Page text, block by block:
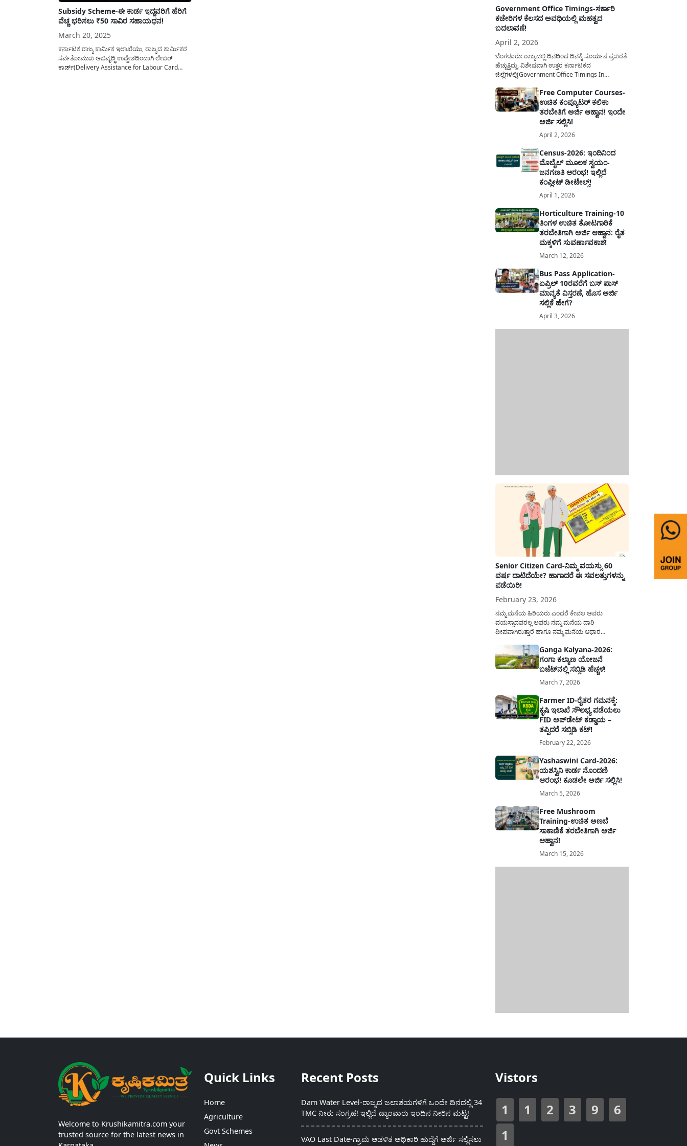
Subsidy Scheme-ಈ ಕಾರ್ಡ ಇದ್ದವರಿಗೆ ಹೆರಿಗೆ
ವೆಚ್ಚ ಭರಿಸಲು ₹50 ಸಾವಿರ ಸಹಾಯಧನ!
March 20, 2025
ಕರ್ನಾಟಕ ರಾಜ್ಯ ಕಾರ್ಮಿಕ ಇಲಾಖೆಯು, ರಾಜ್ಯದ ಕಾರ್ಮಿಕರ
ಸರ್ವತೋಮುಖ ಅಭಿವೃದ್ಧಿ ಉದ್ದೇಶದಿಂದಾಗಿ ಲೇಬರ್
ಕಾರ್ಡ್(Delivery Assistance for Labour Card
Government Office Timings-ಸರ್ಕಾರಿ
ಕಚೇರಿಗಳ ಕೆಲಸದ ಅವಧಿಯಲ್ಲಿ ಮಹತ್ವದ
ಬದಲಾವಣೆ!
April 2, 2026
ಬೆಂಗಳೂರು: ರಾಜ್ಯದಲ್ಲಿ ದಿನದಿಂದ ದಿನಕ್ಕೆ ಸೂರ್ಯನ ಪ್ರಖರತೆ
ಹೆಚ್ಚುತ್ತಿದ್ದು, ವಿಶೇಷವಾಗಿ ಉತ್ತರ ಕರ್ನಾಟಕದ
ಜಿಲ್ಲೆಗಳಲ್ಲಿ(Government Office Timings In
ಹಿನ್ನೆಲೆಯಲ್ಲಿ ಸರ್ಕಾರಿ ನೌಕರರ ಹಿತದೃಷ್ಟಿಯಿಂದ ಹಾಗೂ
ಸಾರ್ವಜನಿಕರ ಅನುಕೂಲಕ್ಕಾಗಿ ಕರ್ನಾಟಕ ಸರ್ಕಾರವು
ಮಹತ್ವದ ನಿರ್ಧಾರವೊಂದನ್ನು ಕೈಗೊಂಡಿದೆ. ಕಿತ್ತೂರು ಕರ್ನಾಟಕ
ಮತ್ತು ಕಲ್ಯಾಣ ಕರ್ನಾಟಕದ ಒಟ್ಟು 9 ಜಿಲ್ಲೆಗಳಲ್ಲಿ ಏಪ್ರಿಲ್...
Free Computer Courses-
ಉಚಿತ ಕಂಪ್ಯೂಟರ್ ಕಲಿಕಾ
ತರಬೇತಿಗೆ ಅರ್ಜಿ ಆಹ್ವಾನ! ಇಂದೇ
ಅರ್ಜಿ ಸಲ್ಲಿಸಿ!
April 2, 2026
Census-2026: ಇಂದಿನಿಂದ
ಮೊಬೈಲ್ ಮೂಲಕ ಸ್ವಯಂ-
ಜನಗಣತಿ ಆರಂಭ! ಇಲ್ಲಿದೆ
ಕಂಪ್ಲೀಟ್ ಡೀಟೇಲ್ಸ್!
April 1, 2026
Horticulture Training-10
ತಿಂಗಳ ಉಚಿತ ತೋಟಗಾರಿಕೆ
ತರಬೇತಿಗಾಗಿ ಅರ್ಜಿ ಆಹ್ವಾನ: ರೈತ
ಮಕ್ಕಳಿಗೆ ಸುವರ್ಣಾವಕಾಶ!
March 12, 2026
Bus Pass Application-
ಏಪ್ರಿಲ್ 10ರವರೆಗೆ ಬಸ್ ಪಾಸ್
ಮಾನ್ಯತೆ ವಿಸ್ತರಣೆ, ಹೊಸ ಅರ್ಜಿ
ಸಲ್ಲಿಕೆ ಹೇಗೆ?
April 3, 2026
Senior Citizen Card-ನಿಮ್ಮ ವಯಸ್ಸು 60
ವರ್ಷ ದಾಟಿದೆಯೇ? ಹಾಗಾದರೆ ಈ ಸವಲತ್ತುಗಳನ್ನು
ಪಡೆಯಿರಿ!
February 23, 2026
ನಮ್ಮ ಮನೆಯ ಹಿರಿಯರು ಎಂದರೆ ಕೇವಲ ಅವರು
ವಯಸ್ಸಾದವರಲ್ಲ ಅವರು ನಮ್ಮ ಮನೆಯ ದಾರಿ
ದೀಪವಾಗಿರುತ್ತಾರೆ ಹಾಗೂ ನಮ್ಮ ಮನೆಯ ಆಧಾರ
ಸಮಾಜಕ್ಕಾಗಿ ದುಡಿತಿರುತ್ತಾರೆ ಹಾಗೆಯೇ ಅವರು ತಮ್ಮ 60
ವರ್ಷಗಳ ನಂತರದ ಜೀವನವನ್ನು ನೆಮ್ಮದಿಯಿಂದ
ಕಳೆಯಬೇಕೆಂಬುದು ಪ್ರತಿಯೊಬ್ಬರ ಕನಸಾಗಿರುತ್ತದೆ ಆದ್ದರಿಂದ
ಸರ್ಕಾರವು ಹಿರಿಯ ನಾಗರಿಕರ ಗುರುತಿನ ಚೀಟಿ...
Ganga Kalyana-2026:
ಗಂಗಾ ಕಲ್ಯಾಣ ಯೋಜನೆ
ಬಜೆಟ್‌ನಲ್ಲಿ ಸಬ್ಸಿಡಿ ಹೆಚ್ಚಳ!
March 7, 2026
Farmer ID-ರೈತರ ಗಮನಕ್ಕೆ:
ಕೃಷಿ ಇಲಾಖೆ ಸೌಲಭ್ಯ ಪಡೆಯಲು
FID ಅಪ್‌ಡೇಟ್ ಕಡ್ಡಾಯ –
ತಪ್ಪಿದರೆ ಸಬ್ಸಿಡಿ ಕಟ್!
February 22, 2026
Yashaswini Card-2026:
ಯಶಸ್ವಿನಿ ಕಾರ್ಡ ನೊಂದಣಿ
ಆರಂಭ! ಕೂಡಲೇ ಅರ್ಜಿ ಸಲ್ಲಿಸಿ!
March 5, 2026
Free Mushroom
Training-ಉಚಿತ ಅಣಬೆ
ಸಾಕಾಣಿಕೆ ತರಬೇತಿಗಾಗಿ ಅರ್ಜಿ
ಆಹ್ವಾನ!
March 15, 2026
Welcome to Krushikamitra.com your
trusted source for the latest news in
Quick Links
Home
Agriculture
Govt Schemes
Recent Posts
Dam Water Level-ರಾಜ್ಯದ ಜಲಾಶಯಗಳಿಗೆ ಒಂದೇ ದಿನದಲ್ಲಿ 34
TMC ನೀರು ಸಂಗ್ರಹ! ಇಲ್ಲಿದೆ ಡ್ಯಾಂವಾರು ಇಂದಿನ ನೀರಿನ ಮಟ್ಟ!
VAO Last Date-ಗ್ರಾಮ ಆಡಳಿತ ಅಧಿಕಾರಿ ಹುದ್ದೆಗೆ ಅರ್ಜಿ ಸಲ್ಲಿಸಲು
Vistors
1
1 2 3 9
6
1